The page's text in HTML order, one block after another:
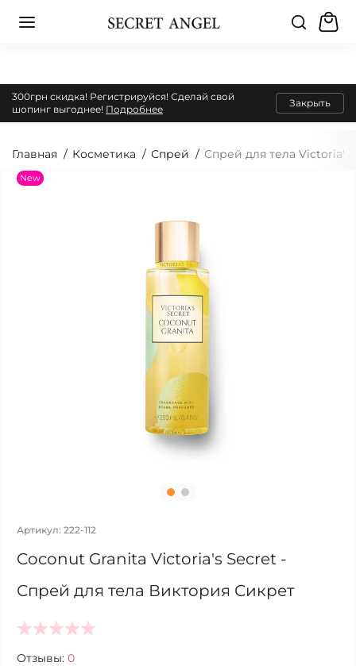
300грн скидка! Регистрируйся! Сделай свой
шопинг выгоднее! Подробнее
Закрыть
Главная Косметика Спрей Спрей для тела Victoria's
New
Артикул: 222-112
Coconut Granita Victoria's Secret -
Спрей для тела Виктория Сикрет
Отзывы: 0